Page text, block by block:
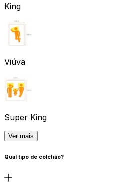
King
Viúva
Super King
Ver mais
Qual tipo de colchão?